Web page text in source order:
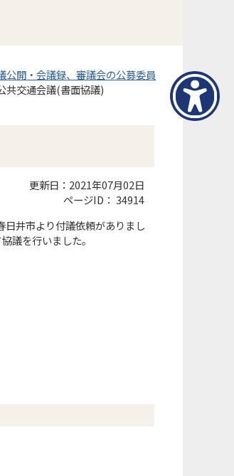
公開・会議録、審議会の公募委員
共交通会議(書面協議)
更新日：2021年07月02日
ページID： 34914
井市より付議依頼がありまし
議を行いました。